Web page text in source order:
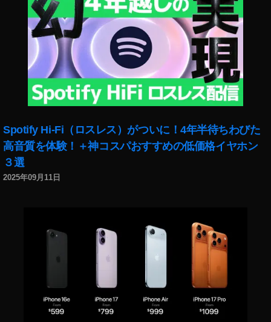
Spotify Hi-Fi（ロスレス）がついに！4年半待ちわびた
高音質を体験！＋神コスパおすすめの低価格イヤホン
３選
2025年09月11日